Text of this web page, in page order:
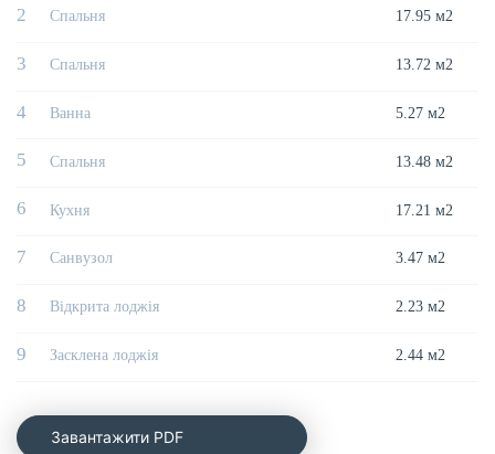
2 Спальня 17.95 м2
3 Спальня 13.72 м2
4 Ванна 5.27 м2
5 Спальня 13.48 м2
6 Кухня 17.21 м2
7 Санвузол 3.47 м2
8 Відкрита лоджія 2.23 м2
9 Засклена лоджія 2.44 м2
Завантажити PDF